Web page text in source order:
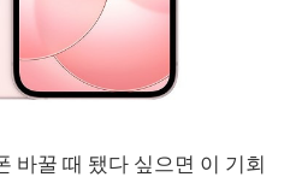
바꿀 때 됐다 싶으면 이 기회